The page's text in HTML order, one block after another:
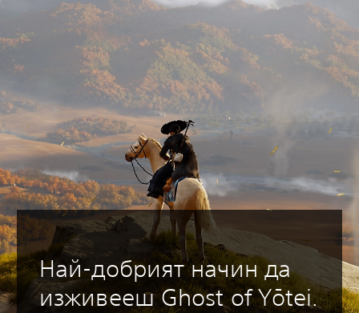
Най-добрият начин да
изживееш Ghost of Yōtei.